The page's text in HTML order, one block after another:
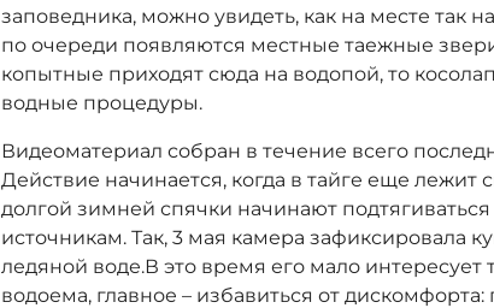
заповедника, можно увидеть, как на месте так
по очереди появляются местные таежные
копытные приходят сюда на водопой, то
водные процедуры.
Видеоматериал собран в течение всего
Действие начинается, когда в тайге еще лежит
долгой зимней спячки начинают
источникам. Так, 3 мая камера зафиксировала
ледяной воде.В это время его мало
водоема, главное – избавиться от